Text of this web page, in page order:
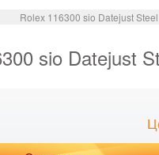
Rolex 116300 sio Datejust Steel
sio Datejust